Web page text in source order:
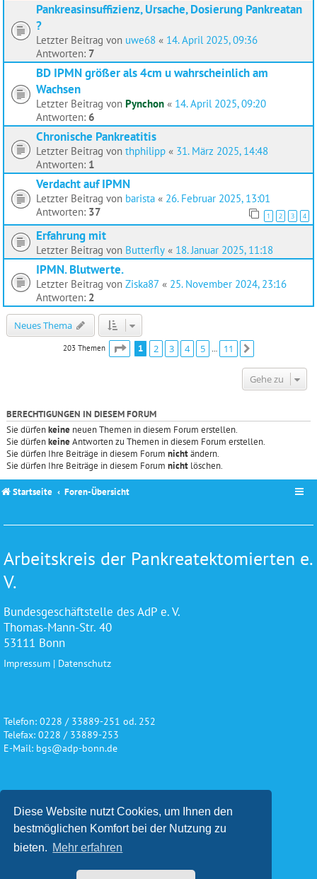
Diese Website nutzt Cookies, um Ihnen den
bestmöglichen Komfort bei der Nutzung zu
bieten. Mehr erfahren
Pankreasinsuffizienz, Ursache, Dosierung Pankreatan
?
Letzter Beitrag von uwe68 « 14. April 2025, 09:36
Antworten: 7
BD IPMN größer als 4cm u wahrscheinlich am
Wachsen
Letzter Beitrag von Pynchon « 14. April 2025, 09:20
Antworten: 6
Chronische Pankreatitis
Letzter Beitrag von thphilipp « 31. März 2025, 14:48
Antworten: 1
Verdacht auf IPMN
Letzter Beitrag von barista « 26. Februar 2025, 13:01
Antworten: 37 1 2 3 4
Erfahrung mit
Letzter Beitrag von Butterfly « 18. Januar 2025, 11:18
IPMN. Blutwerte.
Letzter Beitrag von Ziska87 « 25. November 2024, 23:16
Antworten: 2
Neues Thema
203 Themen Seite von
1 2 3 4 5 … 11
Gehe zu
BERECHTIGUNGEN IN DIESEM FORUM
Sie dürfenkeine neuen Themen in diesem Forum erstellen.
Sie dürfenkeineAntworten zu Themen in diesem Forum erstellen.
Sie dürfen Ihre Beiträge in diesem Forum nichtändern.
Sie dürfen Ihre Beiträge in diesem Forum nicht löschen.
Startseite Foren-Übersicht
Arbeitskreis der Pankreatektomierten e.
V.
Bundesgeschäftstelle des AdP e. V.
Thomas-Mann-Str. 40
53111 Bonn
Impressum | Datenschutz
Telefon: 0228 / 33889-251 od. 252
Telefax: 0228 / 33889-253
E-Mail: bgs@adp-bonn.de
Wir danken für die freundliche
Unterstützung und Förderung